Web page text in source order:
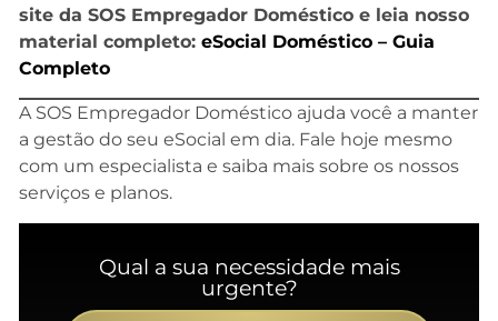
site da SOS Empregador Doméstico e leia nosso
material completo: eSocial Doméstico – Guia
Completo
A SOS Empregador Doméstico ajuda você a manter
a gestão do seu eSocial em dia. Fale hoje mesmo
com um especialista e saiba mais sobre os nossos
serviços e planos.
Qual a sua necessidade mais
urgente?